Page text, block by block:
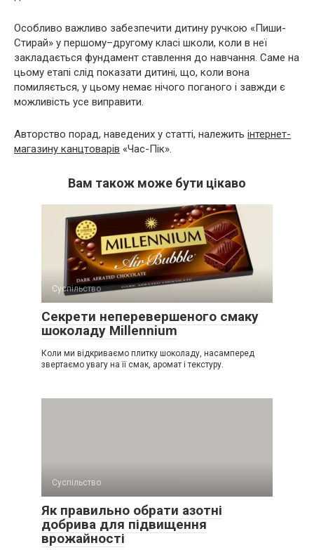
Особливо важливо забезпечити дитину ручкою «Пиши-
Стирай» у першому–другому класі школи, коли в неї
закладається фундамент ставлення до навчання. Саме на
цьому етапі слід показати дитині, що, коли вона
помиляється, у цьому немає нічого поганого і завжди є
можливість усе виправити.
Авторство порад, наведених у статті, належить інтернет-
магазину канцтоварів «Час-Пік».
Вам також може бути цікаво
Суспільство
Секрети неперевершеного смаку
шоколаду Millennium
Коли ми відкриваємо плитку шоколаду, насамперед
звертаємо увагу на її смак, аромат і текстуру.
Суспільство
Як правильно обрати азотні
добрива для підвищення
врожайності